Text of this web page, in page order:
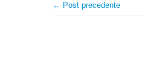
← Post precedente